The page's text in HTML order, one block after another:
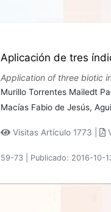
Aplicación de tres
Application of three biotic
Murillo Torrentes Mailedt
Macías Fabio de Jesús,
Visitas Artículo 1773 |
59-73 Publicado: 2016-10-